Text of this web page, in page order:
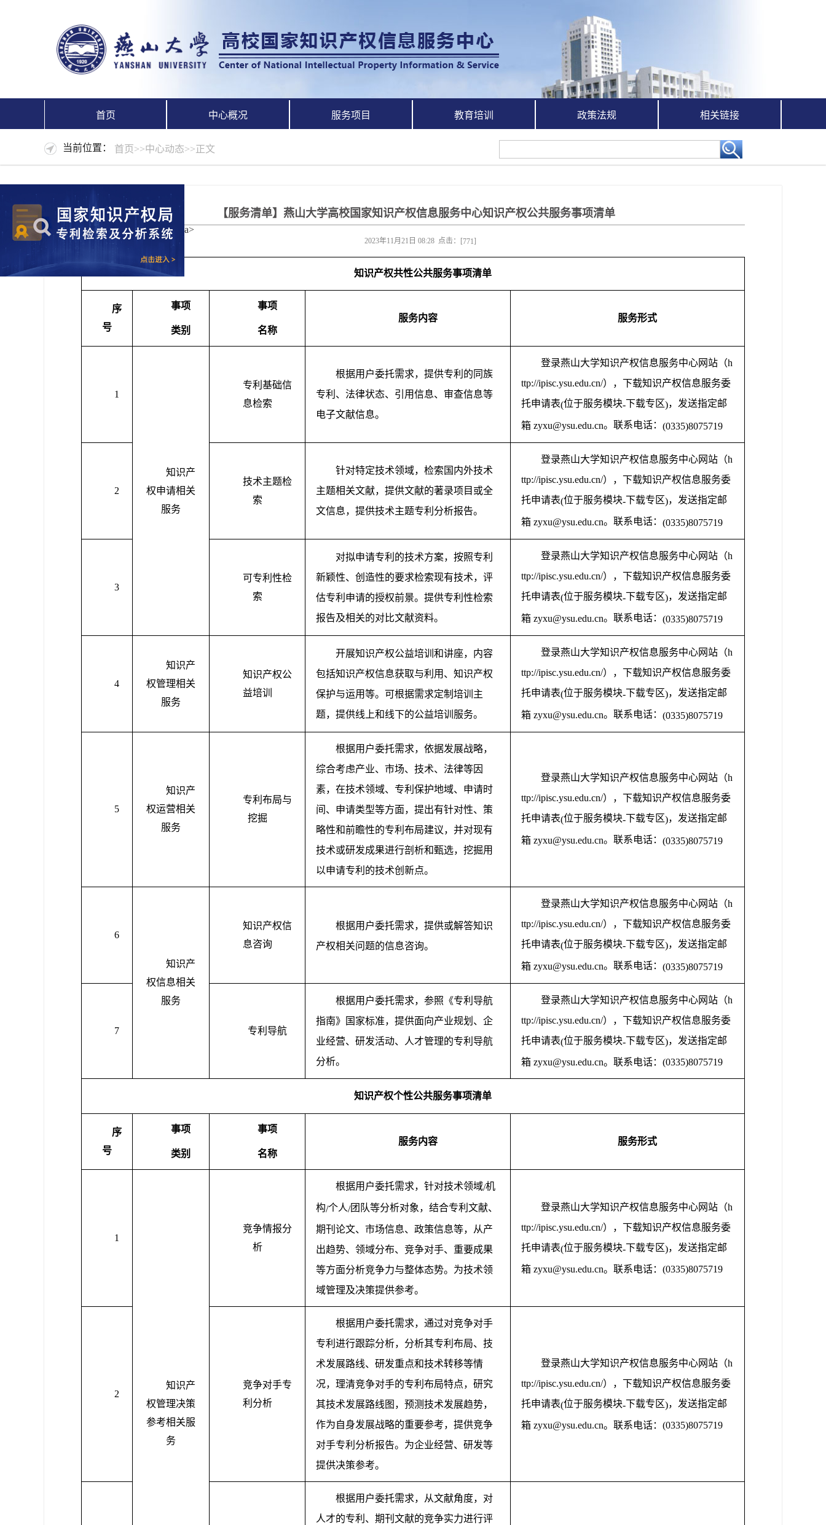
a>
首页 中心概况 服务项目 教育培训 政策法规 相关链接
当前位置： 首页>>中心动态>>正文
【服务清单】燕山大学高校国家知识产权信息服务中心知识产权公共服务事项清单
2023年11月21日 08:28 点击：[771]
知识产权共性公共服务事项清单
序
号
事项
类别
事项
名称
服务内容 服务形式
1
知识产
权申请相关
服务
专利基础信
息检索
根据用户委托需求，提供专利的同族
专利、法律状态、引用信息、审查信息等
电子文献信息。
登录燕山大学知识产权信息服务中心网站（h
ttp://ipisc.ysu.edu.cn/），下载知识产权信息服务委
托申请表(位于服务模块-下载专区)，发送指定邮
箱 zyxu@ysu.edu.cn。联系电话： (0335)8075719
2
技术主题检
索
针对特定技术领域，检索国内外技术
主题相关文献，提供文献的著录项目或全
文信息，提供技术主题专利分析报告。
登录燕山大学知识产权信息服务中心网站（h
ttp://ipisc.ysu.edu.cn/），下载知识产权信息服务委
托申请表(位于服务模块-下载专区)，发送指定邮
箱 zyxu@ysu.edu.cn。联系电话： (0335)8075719
3
可专利性检
索
对拟申请专利的技术方案，按照专利
新颖性、创造性的要求检索现有技术，评
估专利申请的授权前景。提供专利性检索
报告及相关的对比文献资料。
登录燕山大学知识产权信息服务中心网站（h
ttp://ipisc.ysu.edu.cn/），下载知识产权信息服务委
托申请表(位于服务模块-下载专区)，发送指定邮
箱 zyxu@ysu.edu.cn。联系电话： (0335)8075719
4
知识产
权管理相关
服务
知识产权公
益培训
开展知识产权公益培训和讲座，内容
包括知识产权信息获取与利用、知识产权
保护与运用等。可根据需求定制培训主
题，提供线上和线下的公益培训服务。
登录燕山大学知识产权信息服务中心网站（h
ttp://ipisc.ysu.edu.cn/），下载知识产权信息服务委
托申请表(位于服务模块-下载专区)，发送指定邮
箱 zyxu@ysu.edu.cn。联系电话： (0335)8075719
5
知识产
权运营相关
服务
专利布局与
挖掘
根据用户委托需求，依据发展战略，
综合考虑产业、市场、技术、法律等因
素，在技术领域、专利保护地域、申请时
间、申请类型等方面，提出有针对性、策
略性和前瞻性的专利布局建议，并对现有
技术或研发成果进行剖析和甄选，挖掘用
以申请专利的技术创新点。
登录燕山大学知识产权信息服务中心网站（h
ttp://ipisc.ysu.edu.cn/），下载知识产权信息服务委
托申请表(位于服务模块-下载专区)，发送指定邮
箱 zyxu@ysu.edu.cn。联系电话： (0335)8075719
6
知识产
权信息相关
服务
知识产权信
息咨询
根据用户委托需求，提供或解答知识
产权相关问题的信息咨询。
登录燕山大学知识产权信息服务中心网站（h
ttp://ipisc.ysu.edu.cn/），下载知识产权信息服务委
托申请表(位于服务模块-下载专区)，发送指定邮
箱 zyxu@ysu.edu.cn。联系电话： (0335)8075719
7 专利导航
根据用户委托需求，参照《专利导航
指南》国家标准，提供面向产业规划、企
业经营、研发活动、人才管理的专利导航
分析。
登录燕山大学知识产权信息服务中心网站（h
ttp://ipisc.ysu.edu.cn/），下载知识产权信息服务委
托申请表(位于服务模块-下载专区)，发送指定邮
箱 zyxu@ysu.edu.cn。联系电话： (0335)8075719
知识产权个性公共服务事项清单
序
号
事项
类别
事项
名称
服务内容 服务形式
1
知识产
权管理决策
参考相关服
务
竞争情报分
析
根据用户委托需求，针对技术领域/机
构/个人/团队等分析对象，结合专利文献、
期刊论文、市场信息、政策信息等，从产
出趋势、领域分布、竞争对手、重要成果
等方面分析竞争力与整体态势。为技术领
域管理及决策提供参考。
登录燕山大学知识产权信息服务中心网站（h
ttp://ipisc.ysu.edu.cn/），下载知识产权信息服务委
托申请表(位于服务模块-下载专区)，发送指定邮
箱 zyxu@ysu.edu.cn。联系电话： (0335)8075719
2
竞争对手专
利分析
根据用户委托需求，通过对竞争对手
专利进行跟踪分析，分析其专利布局、技
术发展路线、研发重点和技术转移等情
况，理清竞争对手的专利布局特点，研究
其技术发展路线图，预测技术发展趋势，
作为自身发展战略的重要参考，提供竞争
对手专利分析报告。为企业经营、研发等
提供决策参考。
登录燕山大学知识产权信息服务中心网站（h
ttp://ipisc.ysu.edu.cn/），下载知识产权信息服务委
托申请表(位于服务模块-下载专区)，发送指定邮
箱 zyxu@ysu.edu.cn。联系电话： (0335)8075719
根据用户委托需求，从文献角度，对
人才的专利、期刊文献的竞争实力进行评